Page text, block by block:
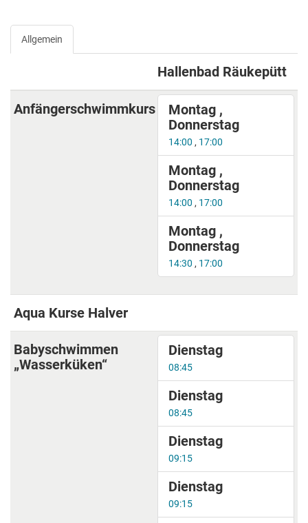
Allgemein
Hallenbad Räukepütt
Anfängerschwimmkurs
Montag ,
Donnerstag
14:00 , 17:00
Montag ,
Donnerstag
14:00 , 17:00
Montag ,
Donnerstag
14:30 , 17:00
Aqua Kurse Halver
Babyschwimmen
„Wasserküken“
Dienstag
08:45
Dienstag
08:45
Dienstag
09:15
Dienstag
09:15